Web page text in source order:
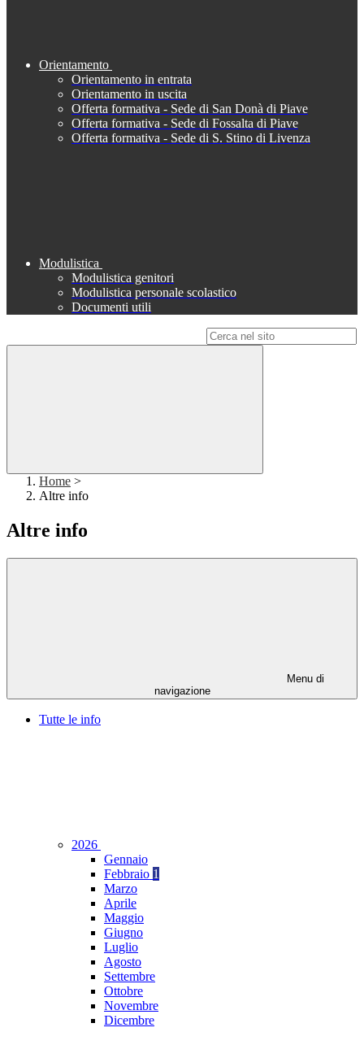
Orientamento
Orientamento in entrata
Orientamento in uscita
Offerta formativa - Sede di San Donà di Piave
Offerta formativa - Sede di Fossalta di Piave
Offerta formativa - Sede di S. Stino di Livenza
Modulistica
Modulistica genitori
Modulistica personale scolastico
Documenti utili
Home >
Altre info
Altre info
Menu di
navigazione
Tutte le info
2026
Gennaio
Febbraio 1
Marzo
Aprile
Maggio
Giugno
Luglio
Agosto
Settembre
Ottobre
Novembre
Dicembre